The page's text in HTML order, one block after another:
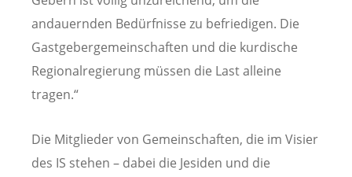
andauernden Bedürfnisse zu befriedigen. Die
Gastgebergemeinschaften und die kurdische
Regionalregierung müssen die Last alleine
tragen.“
Die Mitglieder von Gemeinschaften, die im Visier
des IS stehen – dabei die Jesiden und die